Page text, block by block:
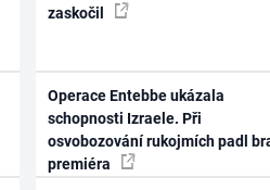
zaskočil
Operace Entebbe ukázala
schopnosti Izraele. Při
osvobozování rukojmích padl
premiéra